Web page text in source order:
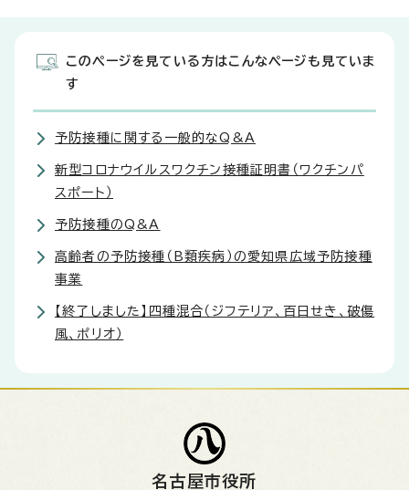
このページを見ている方はこんなページも見ていま
す
予防接種に関する一般的なQ&A
新型コロナウイルスワクチン接種証明書（ワクチンパ
スポート）
予防接種のQ&A
高齢者の予防接種（B類疾病）の愛知県広域予防接種
事業
【終了しました】四種混合（ジフテリア、百日せき、破傷
風、ポリオ）
名古屋市役所